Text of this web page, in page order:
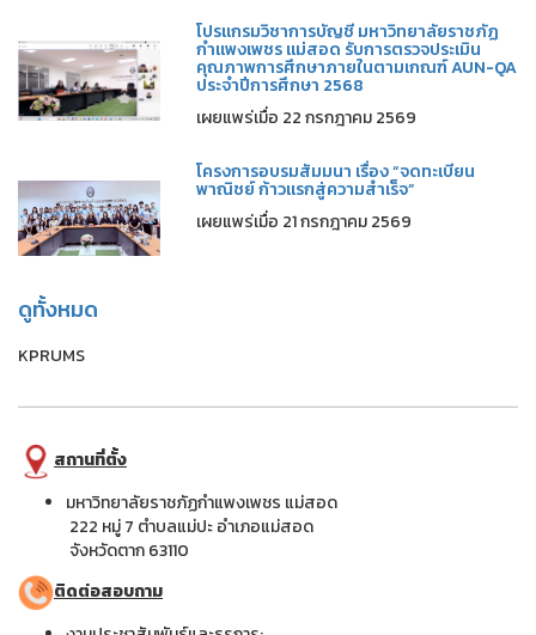
โปรแกรมวิชาการบัญชี มหาวิทยาลัยราชภัฏ
กำแพงเพชร แม่สอด รับการตรวจประเมิน
คุณภาพการศึกษาภายในตามเกณฑ์ AUN-QA
ประจำปีการศึกษา 2568
เผยแพร่เมื่อ 22 กรกฎาคม 2569
โครงการอบรมสัมมนา เรื่อง “จดทะเบียน
พาณิชย์ ก้าวแรกสู่ความสำเร็จ”
เผยแพร่เมื่อ 21 กรกฎาคม 2569
ดูทั้งหมด
KPRUMS
สถานที่ตั้ง
มหาวิทยาลัยราชภัฏกำแพงเพชร แม่สอด
222 หมู่ 7 ตำบลแม่ปะ อำเภอแม่สอด
จังหวัดตาก 63110
ติดต่อสอบถาม